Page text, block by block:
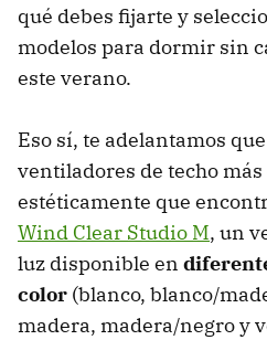
qué debes fijarte y
modelos para dormir sin
este verano.
Eso sí, te adelantamos
ventiladores de techo
estéticamente que
Wind Clear Studio M, un
luz disponible en
color (blanco, blanco/
madera, madera/negro y